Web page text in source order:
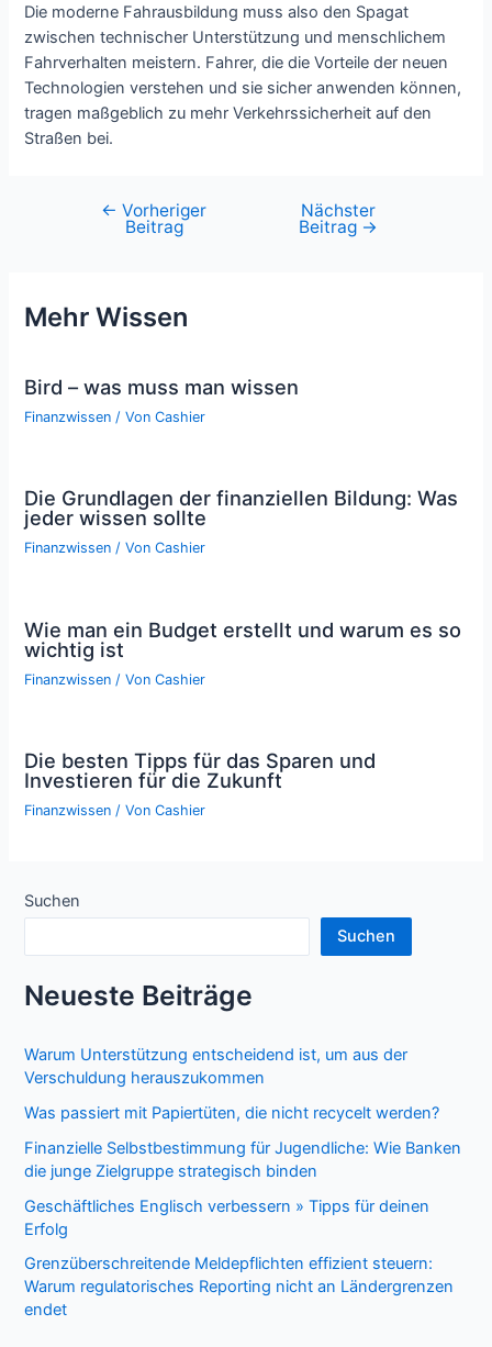
Die moderne Fahrausbildung muss also den Spagat
zwischen technischer Unterstützung und menschlichem
Fahrverhalten meistern. Fahrer, die die Vorteile der neuen
Technologien verstehen und sie sicher anwenden können,
tragen maßgeblich zu mehr Verkehrssicherheit auf den
Straßen bei.
Beitragsnavigation
← Vorheriger
Beitrag
Nächster
Beitrag →
Mehr Wissen
Bird – was muss man wissen
Finanzwissen / VonCashier
Die Grundlagen der finanziellen Bildung: Was
jeder wissen sollte
Finanzwissen / VonCashier
Wie man ein Budget erstellt und warum es so
wichtig ist
Finanzwissen / VonCashier
Die besten Tipps für das Sparen und
Investieren für die Zukunft
Finanzwissen / VonCashier
Suchen
Suchen
Neueste Beiträge
Warum Unterstützung entscheidend ist, um aus der
Verschuldung herauszukommen
Was passiert mit Papiertüten, die nicht recycelt werden?
Finanzielle Selbstbestimmung für Jugendliche: Wie Banken
die junge Zielgruppe strategisch binden
Geschäftliches Englisch verbessern » Tipps für deinen
Erfolg
Grenzüberschreitende Meldepflichten effizient steuern:
Warum regulatorisches Reporting nicht an Ländergrenzen
endet